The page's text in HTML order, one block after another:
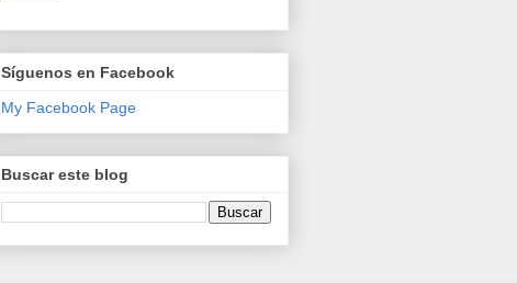
Síguenos en Facebook
My Facebook Page
Buscar este blog